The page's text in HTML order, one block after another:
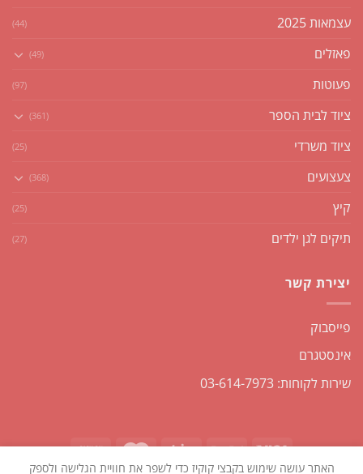
עצמאות 2025 (44)
פאזלים (49)
פעוטות (97)
ציוד לבית הספר (361)
ציוד משרדי (25)
צעצועים (368)
קיץ (25)
תיקים לגן ילדים (27)
יצירת קשר
פייסבוק
אינסטגרם
שירות לקוחות: 03-614-7973
האתר עושה שימוש בקבצי קוקיז כדי לשפר את חוויית הגלישה ולספק